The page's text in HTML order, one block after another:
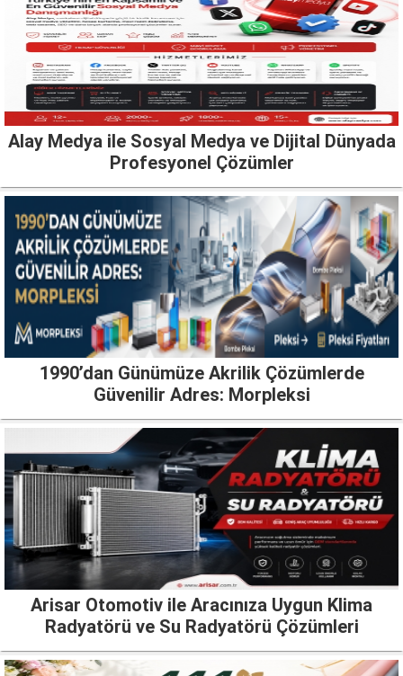
Alay Medya ile Sosyal Medya ve Dijital Dünyada
Profesyonel Çözümler
1990’dan Günümüze Akrilik Çözümlerde
Güvenilir Adres: Morpleksi
Arisar Otomotiv ile Aracınıza Uygun Klima
Radyatörü ve Su Radyatörü Çözümleri